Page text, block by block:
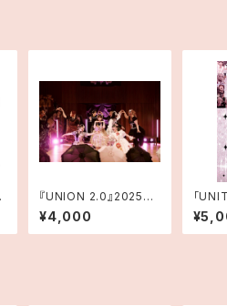
『UNION 2.0』2025年
７月１日（火）本番映像
（PDF版上演台本あり）
¥4,000
｢
チケ